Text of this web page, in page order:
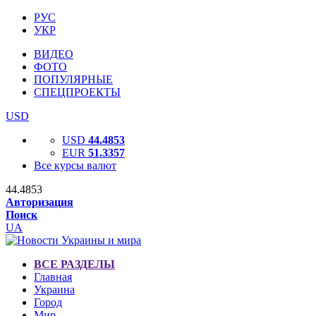
РУС
УКР
ВИДЕО
ФОТО
ПОПУЛЯРНЫЕ
СПЕЦПРОЕКТЫ
USD
USD 44.4853
EUR 51.3357
Все курсы валют
44.4853
Авторизация
Поиск
UA
ВСЕ РАЗДЕЛЫ
Главная
Украина
Город